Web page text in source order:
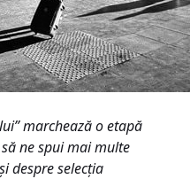
marchează o etapă
ne spui mai multe
despre selecţia